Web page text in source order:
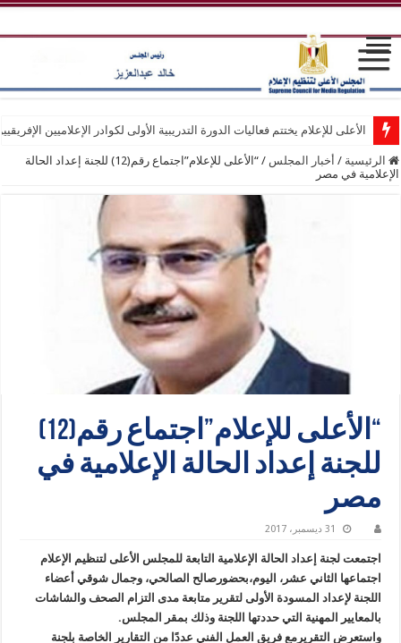
الأعلى للإعلام يختتم فعاليات الدورة التدريبية الأولى لكوادر الإعلاميين
الرئيسية / أخبار المجلس /
“الأعلى للإعلام”اجتماع رقم(12) للجنة إعداد الحالة
الإعلامية في مصر
“الأعلى للإعلام”اجتماع رقم(12)
للجنة إعداد الحالة الإعلامية في
مصر
31 ديسمبر، 2017
اجتمعت لجنة إعداد الحالة الإعلامية التابعة للمجلس الأعلى لتنظيم الإعلام
اجتماعها الثاني عشر، اليوم،بحضورصالح الصالحي، وجمال شوقي أعضاء
اللجنة لإعداد المسودة الأولى لتقرير متابعة مدى التزام الصحف والشاشات
بالمعايير المهنية التي حددتها اللجنة وذلك بمقر المجلس.
واستعرض التقريرمع فريق العمل الفني عددًا من التقارير الخاصة بلجنة